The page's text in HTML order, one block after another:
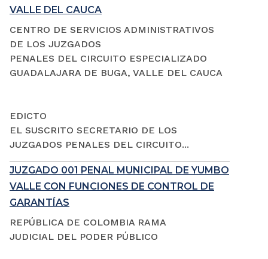
VALLE DEL CAUCA
CENTRO DE SERVICIOS ADMINISTRATIVOS
DE LOS JUZGADOS
PENALES DEL CIRCUITO ESPECIALIZADO
GUADALAJARA DE BUGA, VALLE DEL CAUCA
EDICTO
EL SUSCRITO SECRETARIO DE LOS
JUZGADOS PENALES DEL CIRCUITO...
JUZGADO 001 PENAL MUNICIPAL DE YUMBO
VALLE CON FUNCIONES DE CONTROL DE
GARANTÍAS
REPÚBLICA DE COLOMBIA RAMA
JUDICIAL DEL PODER PÚBLICO